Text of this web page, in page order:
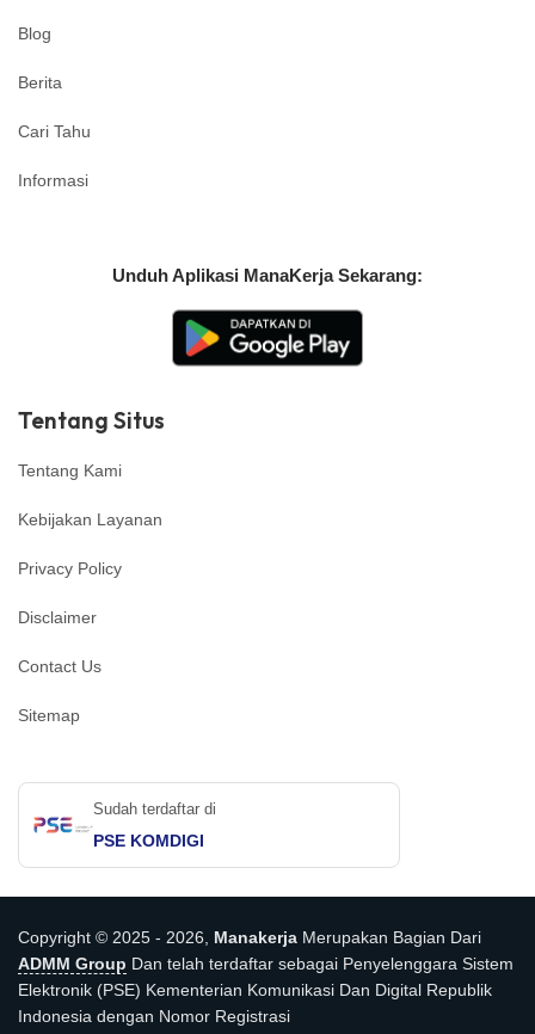
Blog
Berita
Cari Tahu
Informasi
Unduh Aplikasi ManaKerja Sekarang:
Tentang Situs
Tentang Kami
Kebijakan Layanan
Privacy Policy
Disclaimer
Contact Us
Sitemap
Sudah terdaftar di
PSE KOMDIGI
Copyright © 2025 - 2026, Manakerja Merupakan Bagian Dari
ADMM Group Dan telah terdaftar sebagai Penyelenggara Sistem
Elektronik (PSE) Kementerian Komunikasi Dan Digital Republik
Indonesia dengan Nomor Registrasi